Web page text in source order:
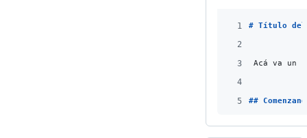
1 # Título del
2
3
Acá va un
4
5
##